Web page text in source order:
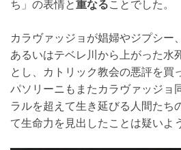
ち」の表情と重なることでした。
カラヴァッジョが娼婦やジプシー
あるいはテベレ川から上がった水
とし、カトリック教会の悪評を買
パソリーニもまたカラヴァッジョ
ラルを超えて生き延びる人間たち
て生命力を見出したことは疑いよ